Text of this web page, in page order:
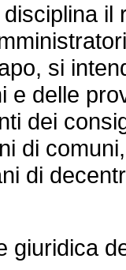
il
si
e delle
dei
di
di
giuridica